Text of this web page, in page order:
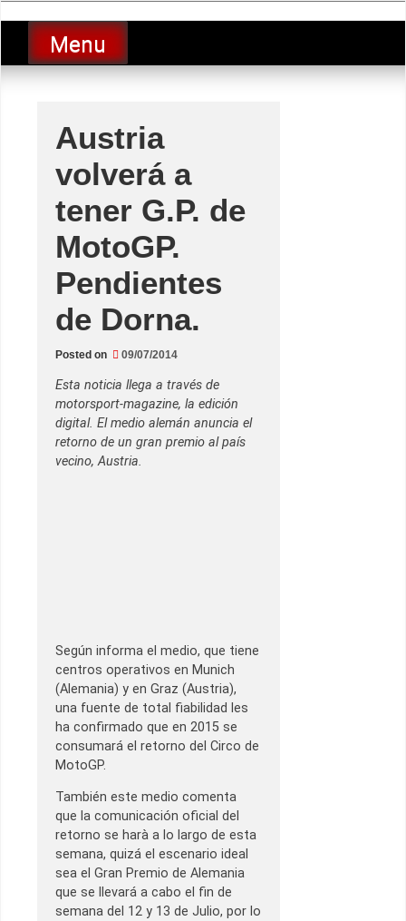
to
contentLucio Lopez GP
luciolopezgp
Menu
Austria
volverá a
tener G.P. de
MotoGP.
Pendientes
de Dorna.
Posted on 09/07/2014
Esta noticia llega a través de
motorsport-magazine, la edición
digital. El medio alemán anuncia el
retorno de un gran premio al país
vecino, Austria.
Según informa el medio, que tiene
centros operativos en Munich
(Alemania) y en Graz (Austria),
una fuente de total fiabilidad les
ha confirmado que en 2015 se
consumará el retorno del Circo de
MotoGP.
También este medio comenta
que la comunicación oficial del
retorno se harà a lo largo de esta
semana, quizá el escenario ideal
sea el Gran Premio de Alemania
que se llevará a cabo el fin de
semana del 12 y 13 de Julio, por lo